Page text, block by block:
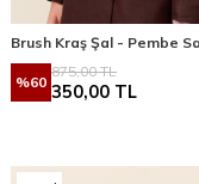
Brush Kraş Şal - Pembe
%60
875,00TL
350,00 TL